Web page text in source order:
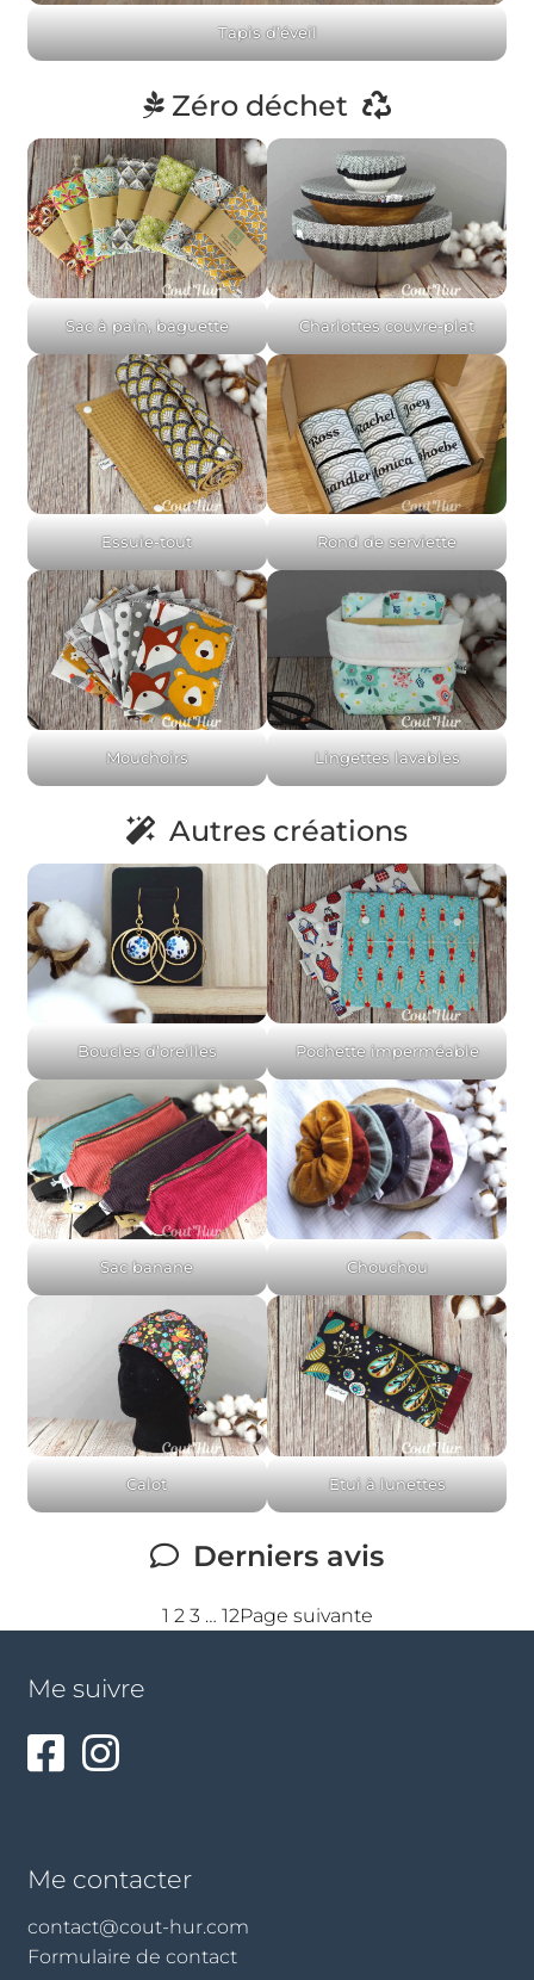
Tapis d’éveil
Zéro déchet
Sac à pain, baguette Charlottes couvre-plat
Essuie-tout Rond de serviette
Mouchoirs Lingettes lavables
Autres créations
Boucles d’oreilles Pochette imperméable
Sac banane Chouchou
Calot Etui à lunettes
Derniers avis
1 2 3 … 12Page suivante
Me suivre
Me contacter
contact@cout-hur.com
Formulaire de contact